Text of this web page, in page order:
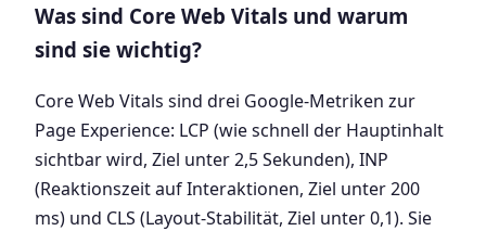
Was sind Core Web Vitals und warum
sind sie wichtig?
Core Web Vitals sind drei Google-Metriken zur
Page Experience: LCP (wie schnell der Hauptinhalt
sichtbar wird, Ziel unter 2,5 Sekunden), INP
(Reaktionszeit auf Interaktionen, Ziel unter 200
ms) und CLS (Layout-Stabilität, Ziel unter 0,1). Sie